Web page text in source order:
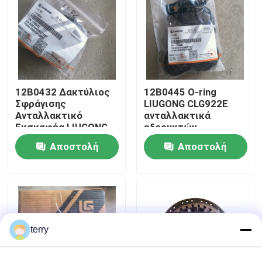
Γύρος εργοστασίων
Ποιοτικός έλεγχος
επαφή
Νέα
Ανταλλακτικά Liugong
Ανταλλακτικά Cummins
12B0432 Δακτύλιος
Σφράγισης
Ανταλλακτικό
Εκσκαφέα LIUGONG
CLG922E
Αποστολή
12Β0445 Ο-ring
LIUGONG CLG922E
ανταλλακτικά
εξορυκτών
Αποστολή
terry